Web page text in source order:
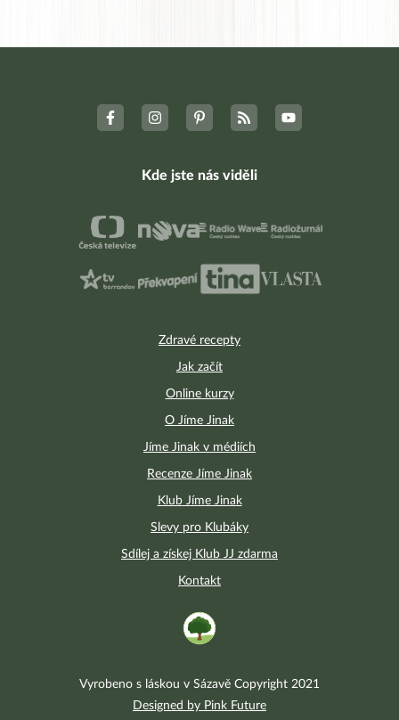
Zdravé recepty
Jak začít
Online kurzy
O Jíme Jinak
Jíme Jinak v médiích
Recenze Jíme Jinak
Klub Jíme Jinak
Slevy pro Klubáky
Sdílej a získej Klub JJ zdarma
Kontakt
Kde jste nás viděli
Vyrobeno s láskou v Sázavě Copyright 2021
Designed by Pink Future